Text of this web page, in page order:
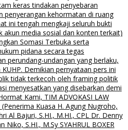
keras tindakan penyebaran
penyerangan kehormatan di ruang
ini tengah mengkaji seluruh bukti
akun media sosial dan konten terkait)
Somasi Terbuka serta
pidana secara tegas
perundang-undangan yang berlaku,
Demikian pernyataan pers ini
tidak terkecoh oleh framing politik
menyesatkan yang disebarkan demi
Kami, TIM ADVOKASI LAW
(Penerima Kuasa H. Agung Nugroho,
Al Bajuri, S.HI., M.HI., CPL Dr. Denny
Niko, S.HI., M.Sy SYAHRUL BOXER